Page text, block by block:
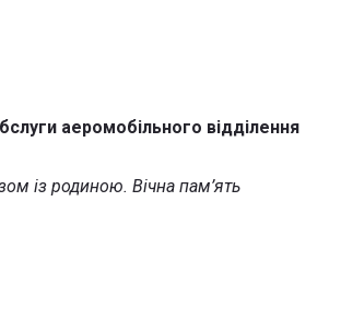
аеромобільного відділення
із родиною. Вічна пам’ять